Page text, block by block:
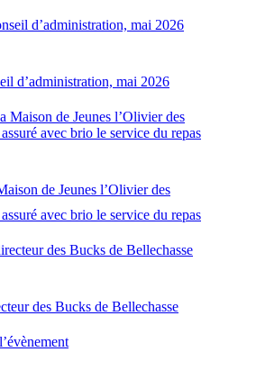
d’administration, mai 2026
de Jeunes l’Olivier des
avec brio le service du repas
des Bucks de Bellechasse